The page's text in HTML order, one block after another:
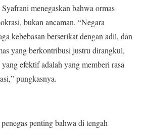
menegaskan bahwa ormas
bukan ancaman. “Negara
kebebasan berserikat dengan adil, dan
yang berkontribusi justru dirangkul,
efektif adalah yang memberi rasa
pungkasnya.
penting bahwa di tengah